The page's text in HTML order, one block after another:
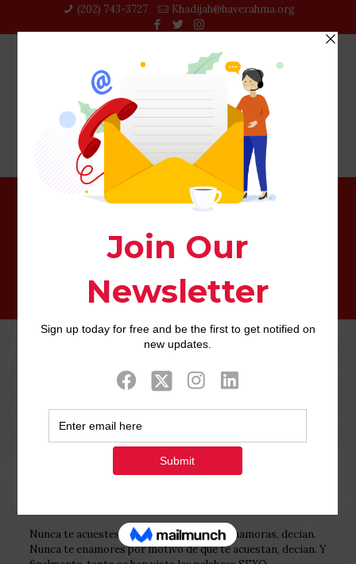
(202) 743-3727‬ Khadijah@haverahma.org
sugerencias de nunca mezclar sexo con apego
2022
Nunca te acuestes por motivo de que te enamoras, decian.
Nunca te enamores por motivo de que te acuestan, decian. Y